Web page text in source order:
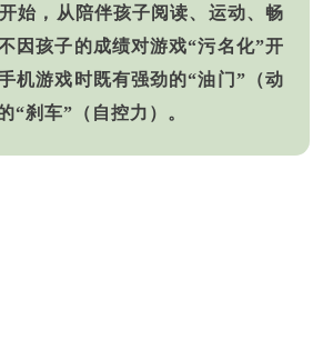
始，从陪伴孩子阅读、运动、畅
因孩子的成绩对游戏“污名化”开
机游戏时既有强劲的“油门”（动
“刹车”（自控力）。